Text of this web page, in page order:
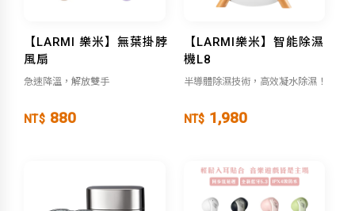
【LARMI 樂米】無葉掛脖
風扇
急速降溫，解放雙手
NT$ 880
【LARMI樂米】智能除濕
機L8
半導體除濕技術，高效凝水除濕！
NT$ 1,980